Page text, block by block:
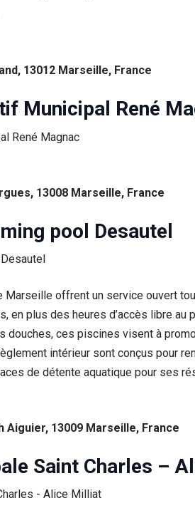
13012 Marseille, France
Municipal René
13008 Marseille, France
pool Desautel
offrent un service ouvert
en plus des heures d’accès libre
douches, ces piscines visent à
intérieur sont conçus pour
de détente aquatique pour ses
Aiguier, 13009 Marseille, France
Saint Charles –